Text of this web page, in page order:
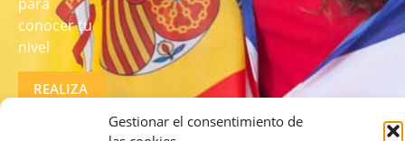
Gestionar el consentimiento de
conocer tu
nivel
REALIZA
EL TEST